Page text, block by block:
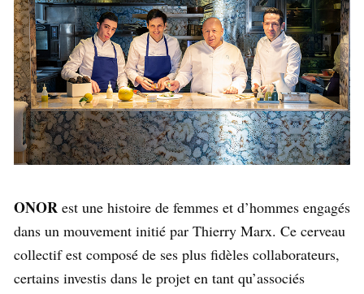
ONOR est une histoire de femmes et d’hommes engagés
dans un mouvement initié par Thierry Marx. Ce cerveau
collectif est composé de ses plus fidèles collaborateurs,
certains investis dans le projet en tant qu’associés